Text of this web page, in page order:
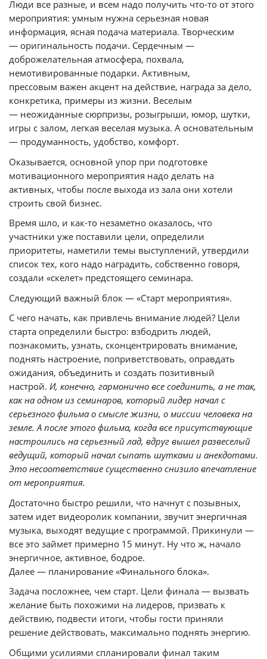
Люди все разные, и всем надо получить что-то от этого
мероприятия: умным нужна серьезная новая
информация, ясная подача материала. Творческим
— оригинальность подачи. Сердечным —
доброжелательная атмосфера, похвала,
немотивированные подарки. Активным,
прессовым важен акцент на действие, награда за дело,
конкретика, примеры из жизни. Веселым
— неожиданные сюрпризы, розыгрыши, юмор, шутки,
игры с залом, легкая веселая музыка. А основательным
— продуманность, удобство, комфорт.
Оказывается, основной упор при подготовке
мотивационного мероприятия надо делать на
активных, чтобы после выхода из зала они хотели
строить свой бизнес.
Время шло, и как-то незаметно оказалось, что
участники уже поставили цели, определили
приоритеты, наметили темы выступлений, утвердили
список тех, кого надо наградить, собственно говоря,
создали «скелет» предстоящего семинара.
Следующий важный блок — «Старт мероприятия».
С чего начать, как привлечь внимание людей? Цели
старта определили быстро: взбодрить людей,
познакомить, узнать, сконцентрировать внимание,
поднять настроение, поприветствовать, оправдать
ожидания, объединить и создать позитивный
настрой. И, конечно, гармонично все соединить, а не так,
как на одном из семинаров, который лидер начал с
серьезного фильма о смысле жизни, о миссии человека на
земле. А после этого фильма, когда все присутствующие
настроились на серьезный лад, вдруг вышел развеселый
ведущий, который начал сыпать шутками и анекдотами.
Это несоответствие существенно снизило впечатление
от мероприятия.
Достаточно быстро решили, что начнут с позывных,
затем идет видеоролик компании, звучит энергичная
музыка, выходят ведущие с программой. Прикинули —
все это займет примерно 15 минут. Ну что ж, начало
энергичное, активное, бодрое.
Далее — планирование «Финального блока».
Задача посложнее, чем старт. Цели финала — вызвать
желание быть похожими на лидеров, призвать к
действию, подвести итоги, чтобы гости приняли
решение действовать, максимально поднять энергию.
Общими усилиями спланировали финал таким